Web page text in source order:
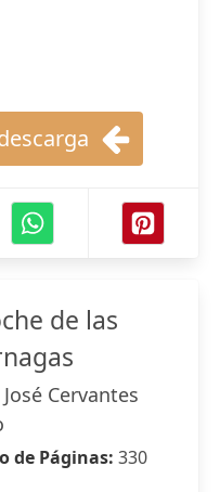
de las
José Cervantes
de Páginas: 330